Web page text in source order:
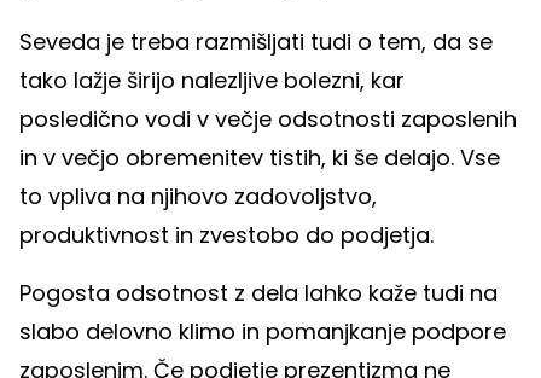
Seveda je treba razmišljati tudi o tem, da se
tako lažje širijo nalezljive bolezni, kar
posledično vodi v večje odsotnosti zaposlenih
in v večjo obremenitev tistih, ki še delajo. Vse
to vpliva na njihovo zadovoljstvo,
produktivnost in zvestobo do podjetja.
Pogosta odsotnost z dela lahko kaže tudi na
slabo delovno klimo in pomanjkanje podpore
zaposlenim. Če podjetje prezentizma ne